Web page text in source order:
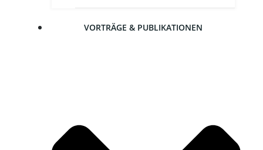
VOR­TRÄ­GE & PUBLIKATIONEN